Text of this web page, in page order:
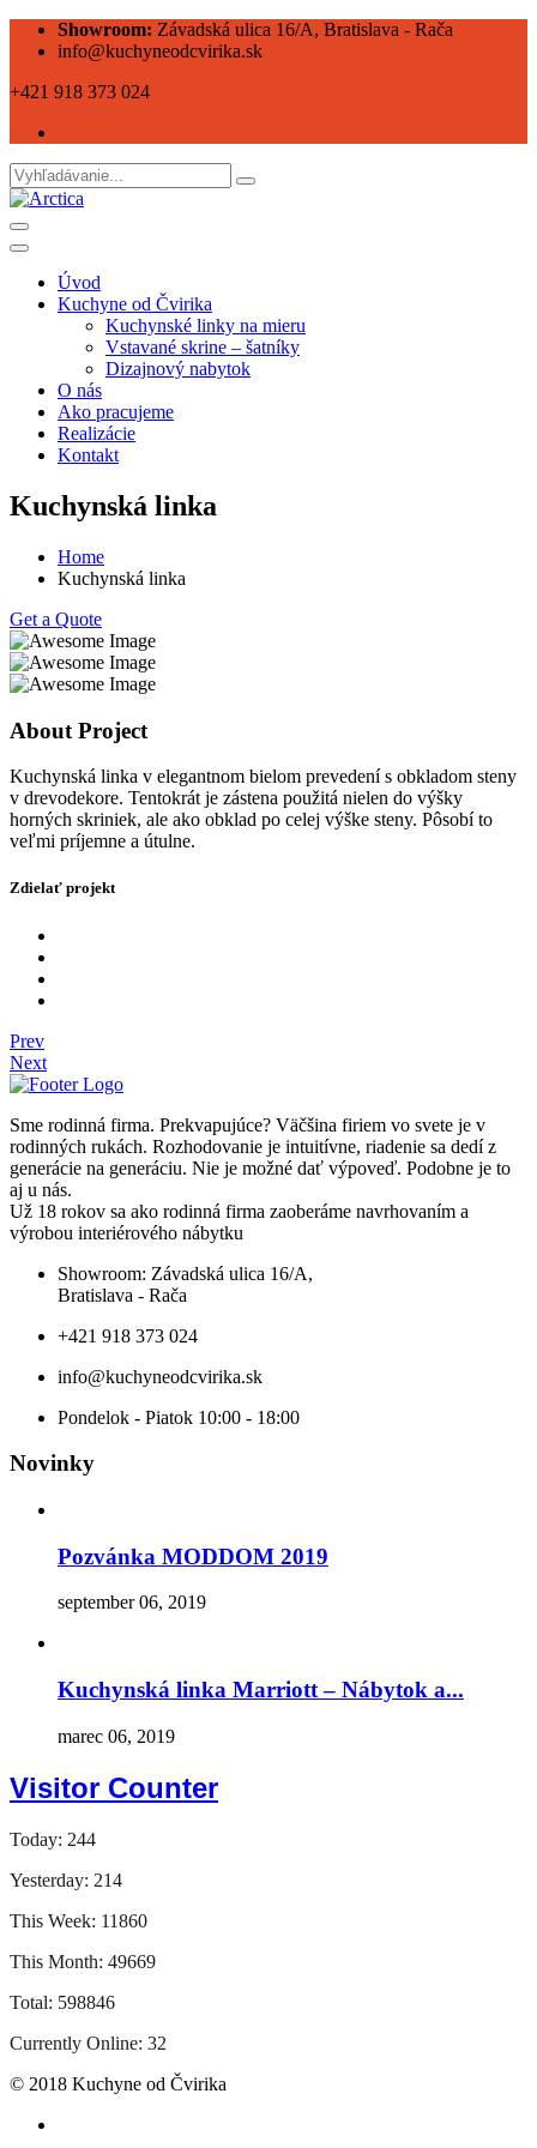
Showroom: Závadská ulica 16/A, Bratislava - Rača
info@kuchyneodcvirika.sk
+421 918 373 024
Úvod
Kuchyne od Čvirika
Kuchynské linky na mieru
Vstavané skrine – šatníky
Dizajnový nabytok
O nás
Ako pracujeme
Realizácie
Kontakt
Kuchynská linka
Home
Kuchynská linka
Get a Quote
About Project
Kuchynská linka v elegantnom bielom prevedení s obkladom steny
v drevodekore. Tentokrát je zástena použitá nielen do výšky
horných skriniek, ale ako obklad po celej výške steny. Pôsobí to
veľmi príjemne a útulne.
Zdielať projekt
Prev
Next
Sme rodinná firma. Prekvapujúce? Väčšina firiem vo svete je v
rodinných rukách. Rozhodovanie je intuitívne, riadenie sa dedí z
generácie na generáciu. Nie je možné dať výpoveď. Podobne je to
aj u nás.
Už 18 rokov sa ako rodinná firma zaoberáme navrhovaním a
výrobou interiérového nábytku
Showroom: Závadská ulica 16/A,
Bratislava - Rača
+421 918 373 024
info@kuchyneodcvirika.sk
Pondelok - Piatok 10:00 - 18:00
Novinky
Pozvánka MODDOM 2019
september 06, 2019
Kuchynská linka Marriott – Nábytok a...
marec 06, 2019
Visitor Counter
Today: 244
Yesterday: 214
This Week: 11860
This Month: 49669
Total: 598846
Currently Online: 32
© 2018 Kuchyne od Čvirika